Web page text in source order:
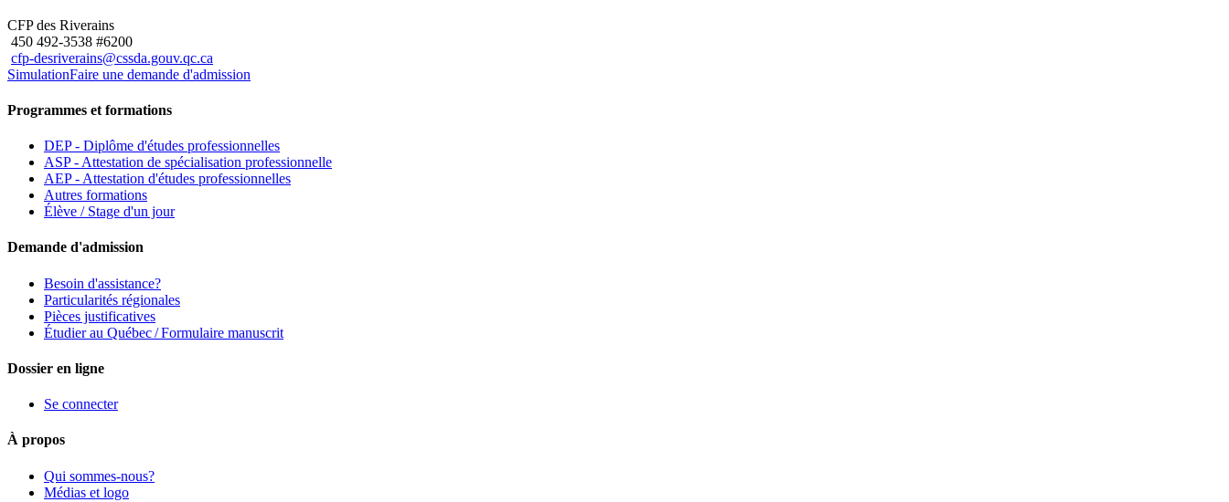
CFP des Riverains
450 492-3538 #6200
cfp-desriverains@cssda.gouv.qc.ca
SimulationFaire une demande d'admission
Programmes et formations
DEP - Diplôme d'études professionnelles
ASP - Attestation de spécialisation professionnelle
AEP - Attestation d'études professionnelles
Autres formations
Élève / Stage d'un jour
Demande d'admission
Besoin d'assistance?
Particularités régionales
Pièces justificatives
Étudier au Québec / Formulaire manuscrit
Dossier en ligne
Se connecter
À propos
Qui sommes-nous?
Médias et logo